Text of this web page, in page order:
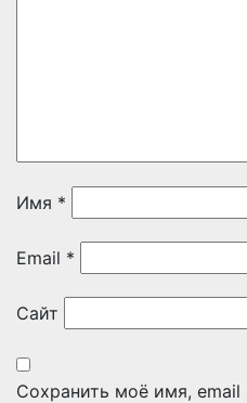
Имя *
Email *
Сайт
Сохранить моё имя, email